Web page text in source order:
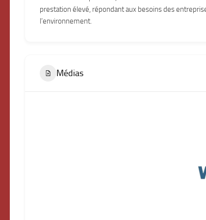
prestation élevé, répondant aux besoins des
l’environnement.
Médias